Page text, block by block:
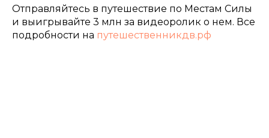
Отправляйтесь в путешествие по Местам Силы
и выигрывайте 3 млн за видеоролик о нем. Все
подробности на путешественникдв.рф